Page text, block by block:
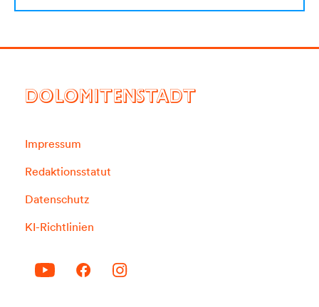
DOLOMITENSTADT
Impressum
Redaktionsstatut
Datenschutz
KI-Richtlinien